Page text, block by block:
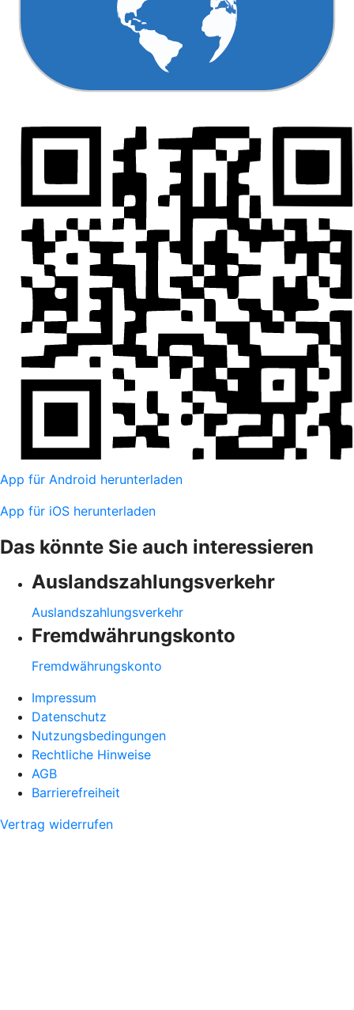
App für Android herunterladen
App für iOS herunterladen
Das könnte Sie auch interessieren
Auslandszahlungsverkehr
Auslandszahlungsverkehr
Fremdwährungskonto
Fremdwährungskonto
Impressum
Datenschutz
Nutzungsbedingungen
Rechtliche Hinweise
AGB
Barrierefreiheit
Vertrag widerrufen